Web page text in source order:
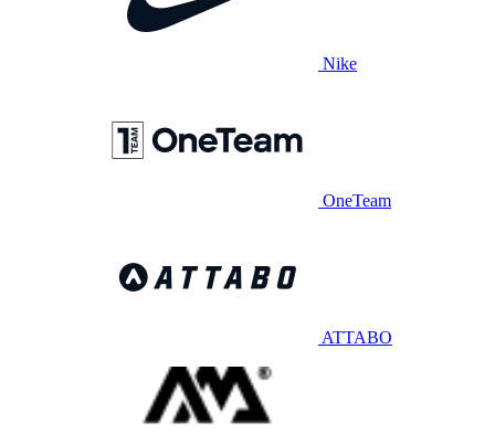
Nike
OneTeam
ATTABO